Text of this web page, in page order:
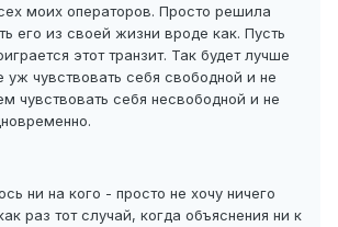
моих операторов. Просто решила
его из своей жизни вроде как. Пусть
этот транзит. Так будет лучше
уж чувствовать себя свободной и не
чувствовать себя несвободной и не
ни на кого - просто не хочу ничего
раз тот случай, когда объяснения ни к